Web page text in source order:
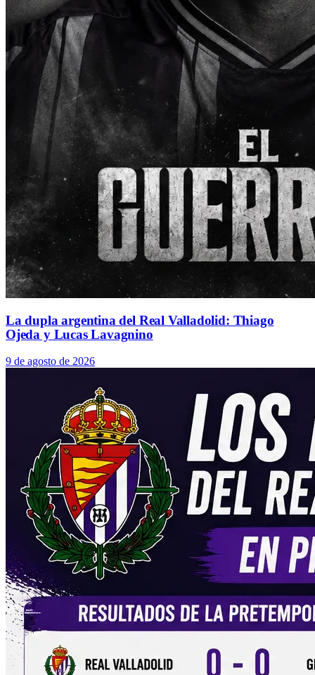
La dupla argentina del Real Valladolid: Thiago
Ojeda y Lucas Lavagnino
9 de agosto de 2026